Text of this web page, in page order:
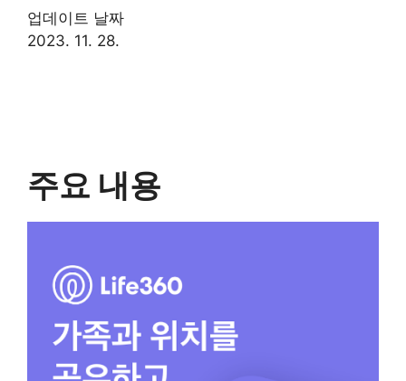
업데이트 날짜
2023. 11. 28.
주요 내용